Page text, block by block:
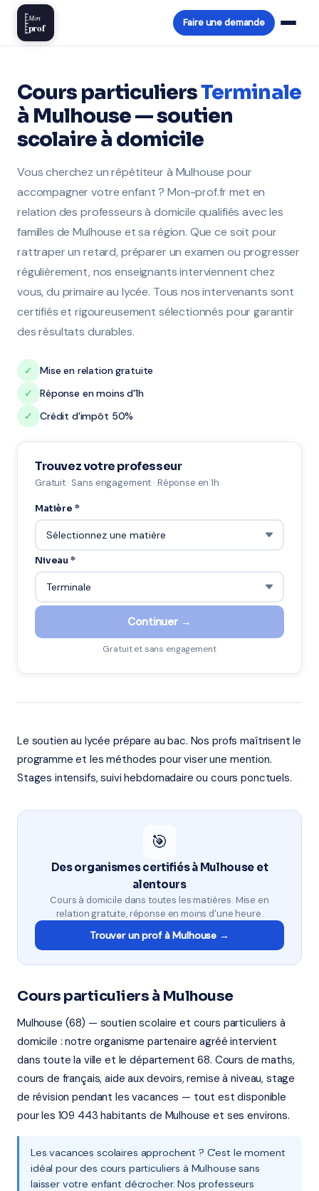
Mon
prof Faire une demande
Cours particuliersTerminale
à Mulhouse — soutien
scolaire à domicile
Vous cherchez un répétiteur à Mulhouse pour
accompagner votre enfant ? Mon-prof.fr met en
relation des professeurs à domicile qualifiés avec les
familles de Mulhouse et sa région. Que ce soit pour
rattraper un retard, préparer un examen ou progresser
régulièrement, nos enseignants interviennent chez
vous, du primaire au lycée. Tous nos intervenants sont
certifiés et rigoureusement sélectionnés pour garantir
des résultats durables.
✓
Mise en relation gratuite
✓
Réponse en moins d'1h
✓
Crédit d'impôt 50%
Trouvez votre professeur
Gratuit · Sans engagement · Réponse en 1h
Matière *
Niveau *
Continuer →
Gratuit et sans engagement
Le soutien au lycée prépare au bac. Nos profs maîtrisent le
programme et les méthodes pour viser une mention.
Stages intensifs, suivi hebdomadaire ou cours ponctuels.
🎯
Des organismes certifiés à Mulhouse et
alentours
Cours à domicile dans toutes les matières. Mise en
relation gratuite, réponse en moins d'une heure.
Trouver un prof à Mulhouse →
Cours particuliers à Mulhouse
Mulhouse (68) — soutien scolaire et cours particuliers à
domicile : notre organisme partenaire agréé intervient
dans toute la ville et le département 68. Cours de maths,
cours de français, aide aux devoirs, remise à niveau, stage
de révision pendant les vacances — tout est disponible
pour les 109 443 habitants de Mulhouse et ses environs.
Les vacances scolaires approchent ? C'est le moment
idéal pour des cours particuliers à Mulhouse sans
laisser votre enfant décrocher. Nos professeurs